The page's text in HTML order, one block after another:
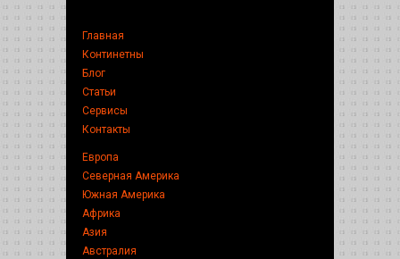
Главная
Континетны
Блог
Статьи
Сервисы
Контакты
Европа
Северная Америка
Южная Америка
Африка
Азия
Австралия